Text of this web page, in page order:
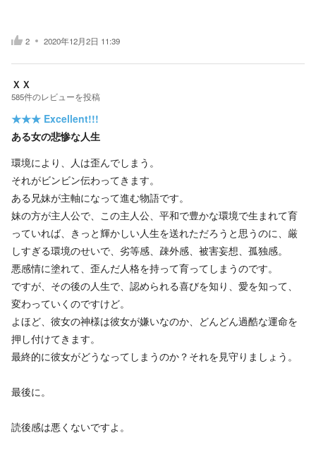
2 2020年12月2日 11:39
ＸＸ
585件のレビューを投稿
★★★ Excellent!!!
ある女の悲惨な人生
環境により、人は歪んでしまう。
それがビンビン伝わってきます。
ある兄妹が主軸になって進む物語です。
妹の方が主人公で、この主人公、平和で豊かな環境で生まれて育
っていれば、きっと輝かしい人生を送れただろうと思うのに、厳
しすぎる環境のせいで、劣等感、疎外感、被害妄想、孤独感。
悪感情に塗れて、歪んだ人格を持って育ってしまうのです。
ですが、その後の人生で、認められる喜びを知り、愛を知って、
変わっていくのですけど。
よほど、彼女の神様は彼女が嫌いなのか、どんどん過酷な運命を
押し付けてきます。
最終的に彼女がどうなってしまうのか？それを見守りましょう。
最後に。
読後感は悪くないですよ。